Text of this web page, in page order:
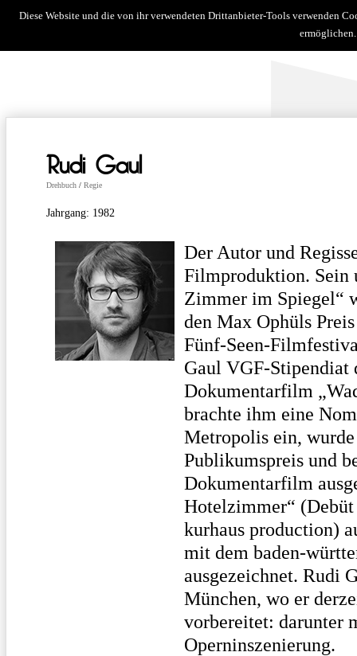
news über uns filme
Rudi Gaul
Drehbuch / Regie
Jahrgang: 1982
Der Autor und
Filmproduktion. Sein
Zimmer im Spiegel“
den Max Ophüls
Fünf-Seen-
Gaul VGF-Stipendiat
Dokumentarfilm
brachte ihm eine
Metropolis ein,
Publikumspreis und
Dokumentarfilm
Hotelzimmer“
kurhaus production)
mit dem baden-
ausgezeichnet. Rudi
München, wo er
vorbereitet: darunter
Operninszenierung.
Diese Website und die von ihr verwendeten Drittanbieter-Tools verwenden
ermöglichen.